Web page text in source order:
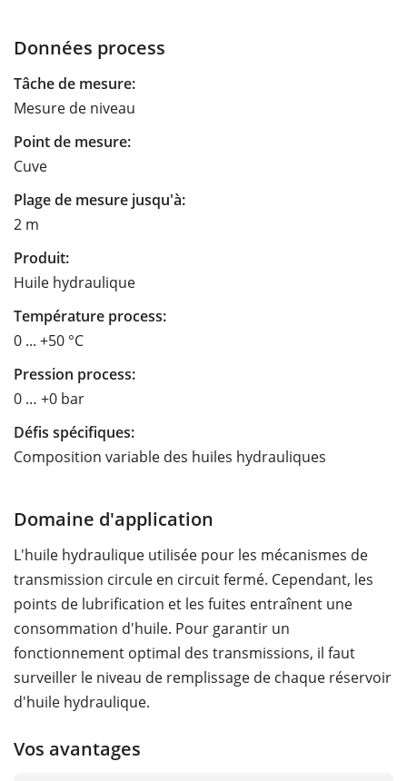
Données process
Tâche de mesure:
Mesure de niveau
Point de mesure:
Cuve
Plage de mesure jusqu'à:
2 m
Produit:
Huile hydraulique
Température process:
0 ... +50 °C
Pression process:
0 … +0 bar
Défis spécifiques:
Composition variable des huiles hydrauliques
Domaine d'application
L'huile hydraulique utilisée pour les mécanismes de
transmission circule en circuit fermé. Cependant, les
points de lubrification et les fuites entraînent une
consommation d'huile. Pour garantir un
fonctionnement optimal des transmissions, il faut
surveiller le niveau de remplissage de chaque réservoir
d'huile hydraulique.
Vos avantages